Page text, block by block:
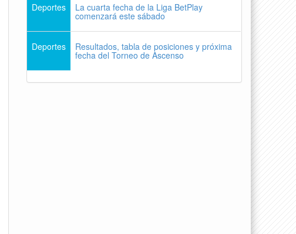
Deportes La cuarta fecha de la Liga BetPlay
comenzará este sábado
Deportes Resultados, tabla de posiciones y próxima
fecha del Torneo de Ascenso